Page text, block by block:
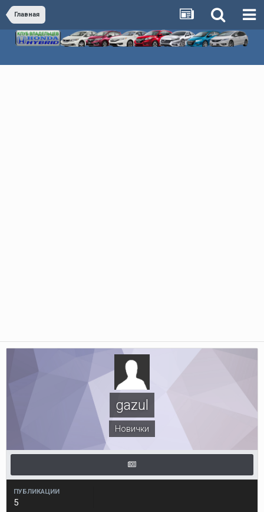
Главная
gazul
Новички
ПУБЛИКАЦИИ
5